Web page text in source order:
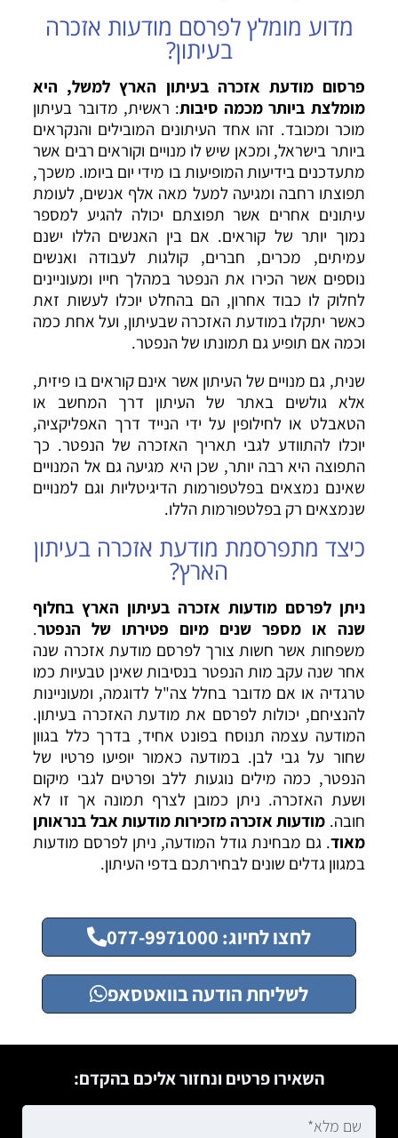
מדוע מומלץ לפרסם מודעות אזכרה
בעיתון?
פרסום מודעת אזכרה בעיתון הארץלמשל, היא
מומלצת ביותר מכמה סיבות: ראשית, מדובר בעיתון
מוכר ומכובד. זהו אחד העיתונים המובילים והנקראים
ביותר בישראל, ומכאן שיש לו מנויים וקוראים רבים אשר
מתעדכנים בידיעות המופיעות בו מידי יום ביומו. משכך,
תפוצתו רחבה ומגיעה למעל מאה אלף אנשים, לעומת
עיתונים אחרים אשר תפוצתם יכולה להגיע למספר
נמוך יותר של קוראים. אם בין האנשים הללו ישנם
עמיתים, מכרים, חברים, קולגות לעבודה ואנשים
נוספים אשר הכירו את הנפטר במהלך חייו ומעוניינים
לחלוק לו כבוד אחרון, הם בהחלט יוכלו לעשות זאת
כאשר יתקלו במודעת האזכרה שבעיתון, ועל אחת כמה
וכמה אם תופיע גם תמונתו של הנפטר.
שנית, גם מנויים של העיתון אשר אינם קוראים בו פיזית,
אלא גולשים באתר של העיתון דרך המחשב או
הטאבלט או לחילופין על ידי הנייד דרך האפליקציה,
יוכלו להתוודע לגבי תאריך האזכרה של הנפטר. כך
התפוצה היא רבה יותר, שכן היא מגיעה גם אל המנויים
שאינם נמצאים בפלטפורמות הדיגיטליות וגם למנויים
שנמצאים רק בפלטפורמות הללו.
כיצד מתפרסמת מודעת אזכרה בעיתון
הארץ?
ניתן לפרסם מודעות אזכרה בעיתון הארץ בחלוף
שנה או מספר שנים מיום פטירתו של הנפטר.
משפחות אשר חשות צורך לפרסם מודעת אזכרה שנה
אחר שנה עקב מות הנפטר בנסיבות שאינן טבעיות כמו
טרגדיה או אם מדובר בחלל צה"ל לדוגמה, ומעוניינות
להנציחם, יכולות לפרסם את מודעת האזכרה בעיתון.
המודעה עצמה תנוסח בפונט אחיד, בדרך כלל בגוון
שחור על גבי לבן. במודעה כאמור יופיעו פרטיו של
הנפטר, כמה מילים נוגעות ללב ופרטים לגבי מיקום
ושעת האזכרה. ניתן כמובן לצרף תמונה אך זו לא
חובה. מודעות אזכרה מזכירות מודעות אבל בנראותן
מאוד. גם מבחינת גודל המודעה, ניתן לפרסם מודעות
במגוון גדלים שונים לבחירתכם בדפי העיתון.
לחצו לחיוג: 077-9971000
לשליחת הודעה בוואטסאפ
השאירו פרטים ונחזור אליכם בהקדם: